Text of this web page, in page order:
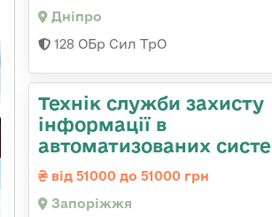
Дніпро
128 ОБр Сил ТрО
Технік служби захисту
інформації в
автоматизованих
від 51000 до 51000 грн
Запоріжжя